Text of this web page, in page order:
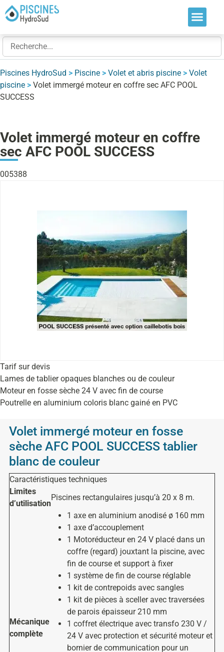
Piscines HydroSud > Piscine > Volet et abris piscine > Volet
piscine > Volet immergé moteur en coffre sec AFC POOL
SUCCESS
Volet immergé moteur en coffre
sec AFC POOL SUCCESS
005388
Tarif sur devis
Lames de tablier opaques blanches ou de couleur
Moteur en fosse sèche 24 V avec fin de course
Poutrelle en aluminium coloris blanc gainé en PVC
Volet immergé moteur en fosse
sèche AFC POOL SUCCESS tablier
blanc de couleur
Caractéristiques techniques
Limites
d’utilisation
Piscines rectangulaires jusqu’à 20 x 8 m.
Mécanique
complète
1 axe en aluminium anodisé ø 160 mm
1 axe d’accouplement
1 Motoréducteur en 24 V placé dans un
coffre (regard) jouxtant la piscine, avec
fin de course et support à fixer
1 système de fin de course réglable
1 kit de contrepoids avec sangles
1 kit de pièces à sceller avec traversées
de parois épaisseur 210 mm
1 coffret électrique avec transfo 230 V /
24 V avec protection et sécurité moteur et
bornier de communication pour un